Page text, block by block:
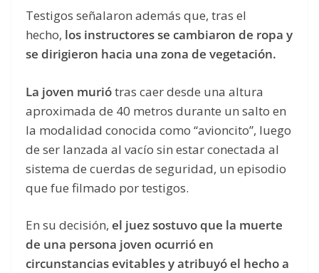
Testigos señalaron además que, tras el
hecho, los instructores se cambiaron de ropa y
se dirigieron hacia una zona de vegetación.
La joven muriótras caer desde una altura
aproximada de 40 metros durante un salto en
la modalidad conocida como “avioncito”, luego
de ser lanzada al vacío sin estar conectada al
sistema de cuerdas de seguridad, un episodio
que fue filmado por testigos.
En su decisión, el juez sostuvo que la muerte
de una persona joven ocurrió en
circunstancias evitables y atribuyó el hecho a